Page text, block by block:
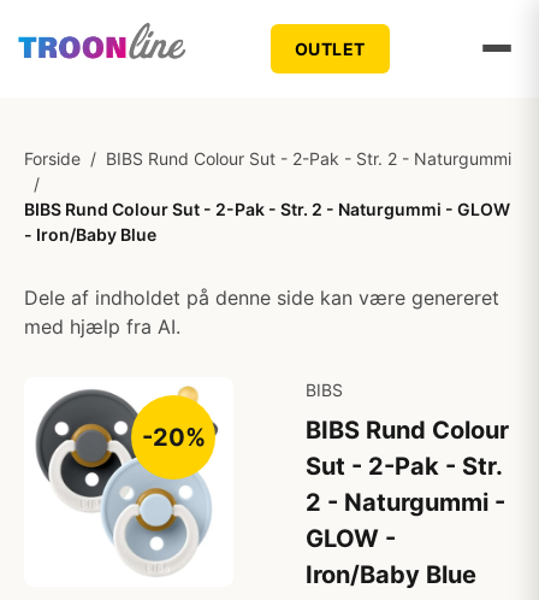
OUTLET
Forside / BIBS Rund Colour Sut - 2-Pak - Str. 2 - Naturgummi
/
BIBS Rund Colour Sut - 2-Pak - Str. 2 - Naturgummi - GLOW
- Iron/Baby Blue
Dele af indholdet på denne side kan være genereret
med hjælp fra AI.
-20%
BIBS
BIBS Rund Colour
Sut - 2-Pak - Str.
2 - Naturgummi -
GLOW -
Iron/Baby Blue